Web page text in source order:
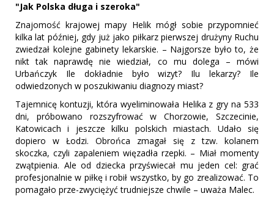
"Jak Polska długa i szeroka"
Znajomość krajowej mapy Helik mógł sobie przypomnieć
kilka lat później, gdy już jako piłkarz pierwszej drużyny Ruchu
zwiedzał kolejne gabinety lekarskie. – Najgorsze było to, że
nikt tak naprawdę nie wiedział, co mu dolega – mówi
Urbańczyk Ile dokładnie było wizyt? Ilu lekarzy? Ile
odwiedzonych w poszukiwaniu diagnozy miast?
Tajemnicę kontuzji, która wyeliminowała Helika z gry na 533
dni, próbowano rozszyfrować w Chorzowie, Szczecinie,
Katowicach i jeszcze kilku polskich miastach. Udało się
dopiero w Łodzi. Obrońca zmagał się z tzw. kolanem
skoczka, czyli zapaleniem więzadła rzepki. – Miał momenty
zwątpienia. Ale od dziecka przyświecał mu jeden cel: grać
profesjonalnie w piłkę i robił wszystko, by go zrealizować. To
pomagało prze-zwyciężyć trudniejsze chwile – uważa Malec.